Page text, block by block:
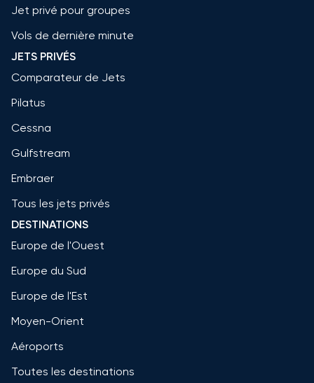
Jet privé pour groupes
Vols de dernière minute
JETS PRIVÉS
Comparateur de Jets
Pilatus
Cessna
Gulfstream
Embraer
Tous les jets privés
DESTINATIONS
Europe de l'Ouest
Europe du Sud
Europe de l'Est
Moyen-Orient
Aéroports
Toutes les destinations